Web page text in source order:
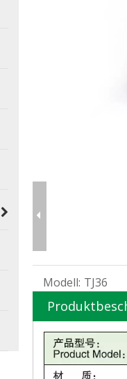
Modell: TJ36